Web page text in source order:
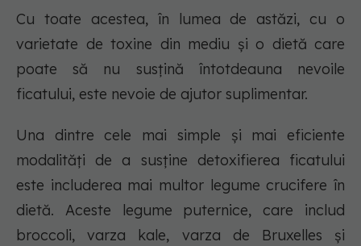
Cu toate acestea, în lumea de astăzi, cu o
varietate de toxine din mediu și o dietă care
poate să nu susțină întotdeauna nevoile
ficatului, este nevoie de ajutor suplimentar.
Una dintre cele mai simple și mai eficiente
modalități de a susține detoxifierea ficatului
este includerea mai multor legume crucifere în
dietă. Aceste legume puternice, care includ
broccoli, varza kale, varza de Bruxelles și